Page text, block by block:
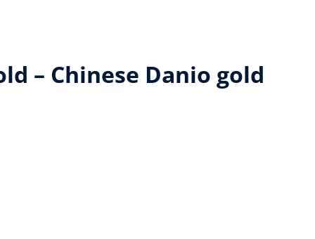
– Chinese Danio gold